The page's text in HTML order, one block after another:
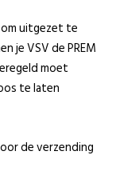
om uitgezet te
je VSV de PREM
moet
te laten
de verzending